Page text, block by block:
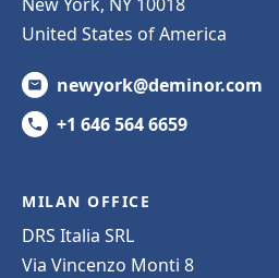
United States of America
newyork@deminor.com
+1 646 564 6659
MILAN OFFICE
DRS Italia SRL
Via Vincenzo Monti 8